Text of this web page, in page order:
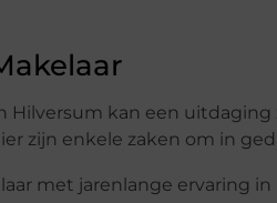
Hilversum kan een
zijn enkele zaken om in
met jarenlange ervaring